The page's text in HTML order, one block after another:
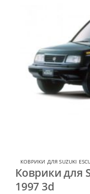
КОВРИКИ ДЛЯ SUZUKI
Коврики для
1997 3d